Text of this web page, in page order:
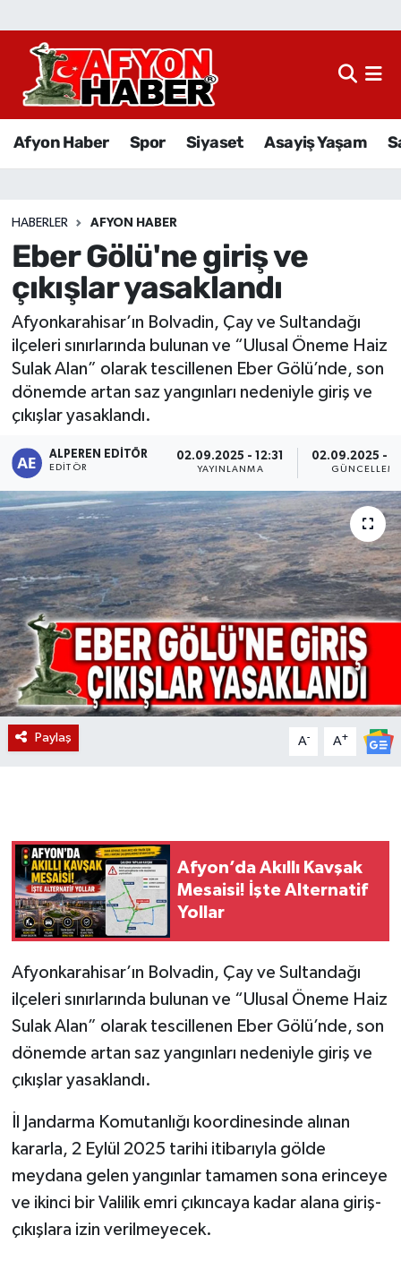
Afyon Haber Spor Siyaset Asayiş Yaşam
HABERLER AFYON HABER
Eber Gölü'ne giriş ve
çıkışlar yasaklandı
Afyonkarahisar’ın Bolvadin, Çay ve Sultandağı
ilçeleri sınırlarında bulunan ve “Ulusal Öneme Haiz
Sulak Alan” olarak tescillenen Eber Gölü’nde, son
dönemde artan saz yangınları nedeniyle giriş ve
çıkışlar yasaklandı.
ALPEREN EDITÖR
EDITÖR
02.09.2025 - 12:31
YAYINLANMA
02.09.2025 -
Paylaş A- A+
Afyon’da Akıllı Kavşak
Mesaisi! İşte Alternatif
Yollar
Afyonkarahisar’ın Bolvadin, Çay ve Sultandağı
ilçeleri sınırlarında bulunan ve “Ulusal Öneme Haiz
Sulak Alan” olarak tescillenen Eber Gölü’nde, son
dönemde artan saz yangınları nedeniyle giriş ve
çıkışlar yasaklandı.
İl Jandarma Komutanlığı koordinesinde alınan
kararla, 2 Eylül 2025 tarihi itibarıyla gölde
meydana gelen yangınlar tamamen sona erinceye
ve ikinci bir Valilik emri çıkıncaya kadar alana giriş-
çıkışlara izin verilmeyecek.
Afyon Haber
Sağlık
Eğitim
Sivil Toplum
Ekonomi